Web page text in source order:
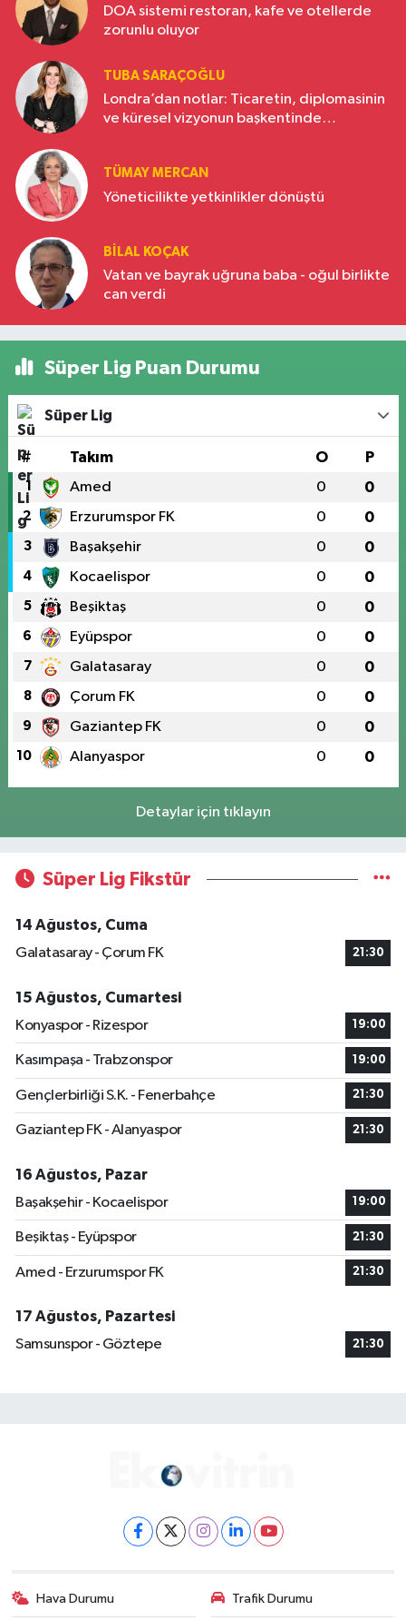
DOA sistemi restoran, kafe ve otellerde
zorunlu oluyor
TUBA SARAÇOĞLU
Londra’dan notlar: Ticaretin, diplomasinin
ve küresel vizyonun başkentinde
TÜMAY MERCAN
Yöneticilikte yetkinlikler dönüştü
BILAL KOÇAK
Vatan ve bayrak uğruna baba - oğul birlikte
can verdi
Süper Lig Puan Durumu
Süper Lig
# Takım O P
1 Amed 0 0
2 Erzurumspor FK 0 0
3 Başakşehir 0 0
4 Kocaelispor 0 0
5 Beşiktaş 0 0
6 Eyüpspor 0 0
7 Galatasaray 0 0
8 Çorum FK 0 0
9 Gaziantep FK 0 0
10 Alanyaspor 0 0
Detaylar için tıklayın
Süper Lig Fikstür
14 Ağustos, Cuma
Galatasaray - Çorum FK
21:30
15 Ağustos, Cumartesi
Konyaspor - Rizespor
19:00
Kasımpaşa - Trabzonspor 19:00
Gençlerbirliği S.K. - Fenerbahçe 21:30
Gaziantep FK - Alanyaspor 21:30
16 Ağustos, Pazar
Başakşehir - Kocaelispor
19:00
Beşiktaş - Eyüpspor 21:30
Amed - Erzurumspor FK 21:30
17 Ağustos, Pazartesi
Samsunspor - Göztepe
21:30
Hava Durumu Trafik Durumu